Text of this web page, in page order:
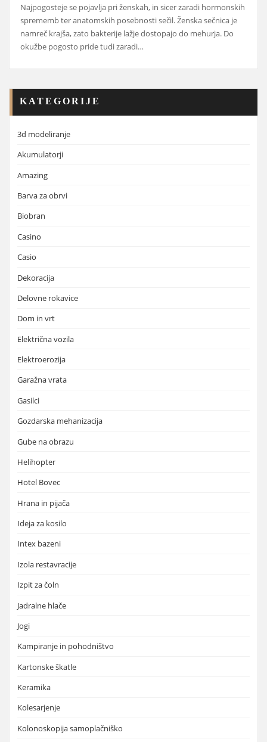
Najpogosteje se pojavlja pri ženskah, in sicer zaradi hormonskih
sprememb ter anatomskih posebnosti sečil. Ženska sečnica je
namreč krajša, zato bakterije lažje dostopajo do mehurja. Do
okužbe pogosto pride tudi zaradi…
KATEGORIJE
3d modeliranje
Akumulatorji
Amazing
Barva za obrvi
Biobran
Casino
Casio
Dekoracija
Delovne rokavice
Dom in vrt
Električna vozila
Elektroerozija
Garažna vrata
Gasilci
Gozdarska mehanizacija
Gube na obrazu
Helihopter
Hotel Bovec
Hrana in pijača
Ideja za kosilo
Intex bazeni
Izola restavracije
Izpit za čoln
Jadralne hlače
Jogi
Kampiranje in pohodništvo
Kartonske škatle
Keramika
Kolesarjenje
Kolonoskopija samoplačniško